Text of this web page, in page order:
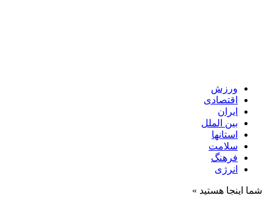
ورزش
اقتصادی
ایران
بین الملل
استانها
سلامت
فرهنگ
انرژی
شما اینجا هستید »